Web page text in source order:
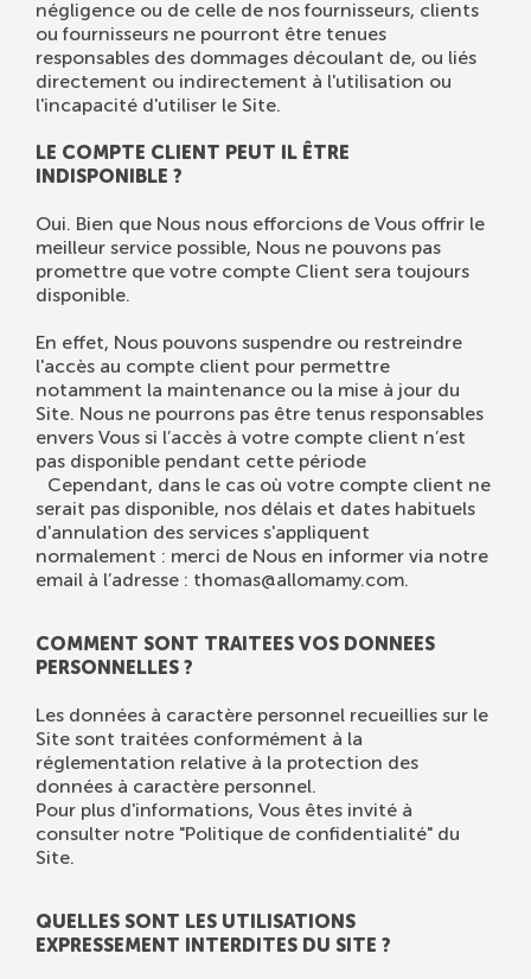
négligence ou de celle de nos fournisseurs, clients
ou fournisseurs ne pourront être tenues
responsables des dommages découlant de, ou liés
directement ou indirectement à l'utilisation ou
l'incapacité d'utiliser le Site.
LE COMPTE CLIENT PEUT IL ÊTRE
INDISPONIBLE ?
Oui. Bien que Nous nous efforcions de Vous offrir le
meilleur service possible, Nous ne pouvons pas
promettre que votre compte Client sera toujours
disponible.
En effet, Nous pouvons suspendre ou restreindre
l'accès au compte client pour permettre
notamment la maintenance ou la mise à jour du
Site. Nous ne pourrons pas être tenus responsables
envers Vous si l’accès à votre compte client n’est
pas disponible pendant cette période
Cependant, dans le cas où votre compte client ne
serait pas disponible, nos délais et dates habituels
d'annulation des services s'appliquent
normalement : merci de Nous en informer via notre
email à l’adresse : thomas@allomamy.com.
COMMENT SONT TRAITEES VOS DONNEES
PERSONNELLES ?
Les données à caractère personnel recueillies sur le
Site sont traitées conformément à la
réglementation relative à la protection des
données à caractère personnel.
Pour plus d'informations, Vous êtes invité à
consulter notre "Politique de confidentialité" du
Site.
QUELLES SONT LES UTILISATIONS
EXPRESSEMENT INTERDITES DU SITE ?